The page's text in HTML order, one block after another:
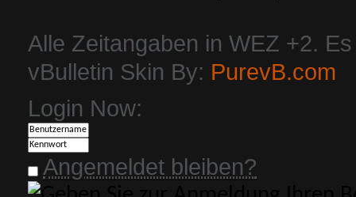
Alle Zeitangaben in WEZ +2.
vBulletin Skin By: PurevB.com
Login Now:
Angemeldet bleiben?